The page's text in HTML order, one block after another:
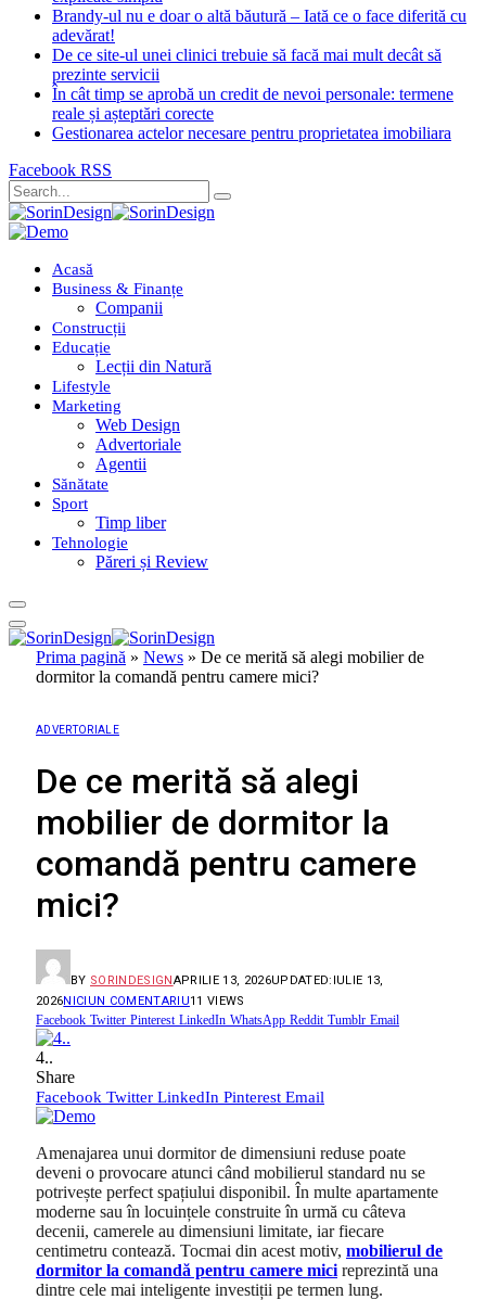
Brandy-ul nu e doar o altă băutură – Iată ce o face diferită cu
adevărat!
De ce site-ul unei clinici trebuie să facă mai mult decât să
prezinte servicii
În cât timp se aprobă un credit de nevoi personale: termene
reale și așteptări corecte
Gestionarea actelor necesare pentru proprietatea imobiliara
Facebook RSS
Acasă
Business & Finanțe
Companii
Construcții
Educație
Lecții din Natură
Lifestyle
Marketing
Web Design
Advertoriale
Agentii
Sănătate
Sport
Timp liber
Tehnologie
Păreri și Review
Prima pagină » News » De ce merită să alegi mobilier de
dormitor la comandă pentru camere mici?
ADVERTORIALE
De ce merită să alegi
mobilier de dormitor la
comandă pentru camere
mici?
BY SORINDESIGNAPRILIE 13, 2026UPDATED: IULIE 13,
2026NICIUN COMENTARIU11 VIEWS
Facebook Twitter Pinterest LinkedIn WhatsApp Reddit Tumblr Email
4..
Share
Facebook Twitter LinkedIn Pinterest Email
Amenajarea unui dormitor de dimensiuni reduse poate
deveni o provocare atunci când mobilierul standard nu se
potrivește perfect spațiului disponibil. În multe apartamente
moderne sau în locuințele construite în urmă cu câteva
decenii, camerele au dimensiuni limitate, iar fiecare
centimetru contează. Tocmai din acest motiv, mobilierul de
dormitor la comandă pentru camere mici reprezintă una
dintre cele mai inteligente investiții pe termen lung.